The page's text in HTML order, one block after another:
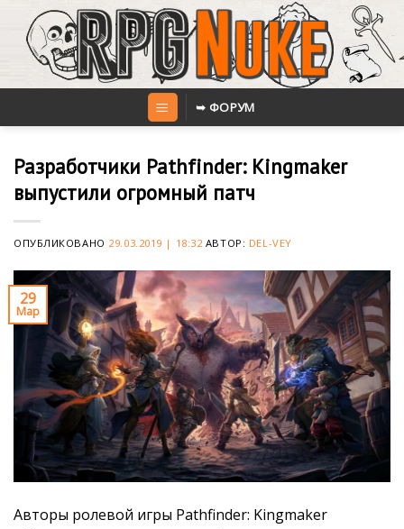
content
➥ ФОРУМ
Разработчики Pathfinder: Kingmaker
выпустили огромный патч
ОПУБЛИКОВАНО 29.03.2019 | 18:32АВТОР: DEL-VEY
29
Мар
Авторы ролевой игры Pathfinder: Kingmaker